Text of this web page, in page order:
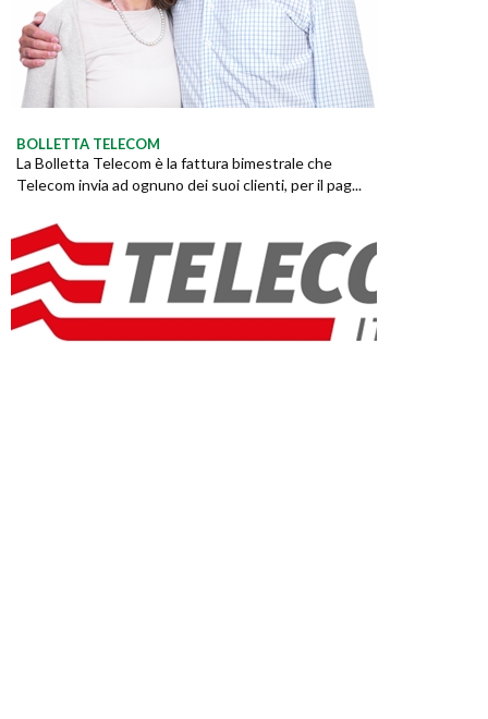
BOLLETTA TELECOM
La Bolletta Telecom è la fattura bimestrale che
Telecom invia ad ognuno dei suoi clienti, per il pag...